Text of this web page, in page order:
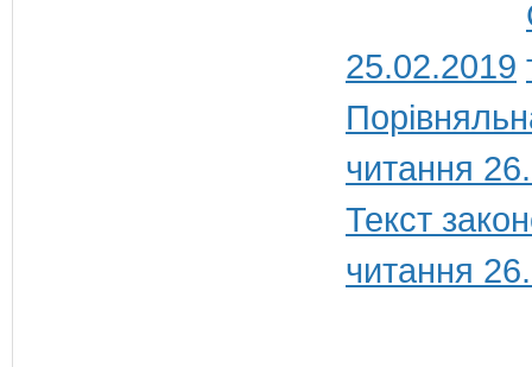
25.02.2019
читання
Текст
читання